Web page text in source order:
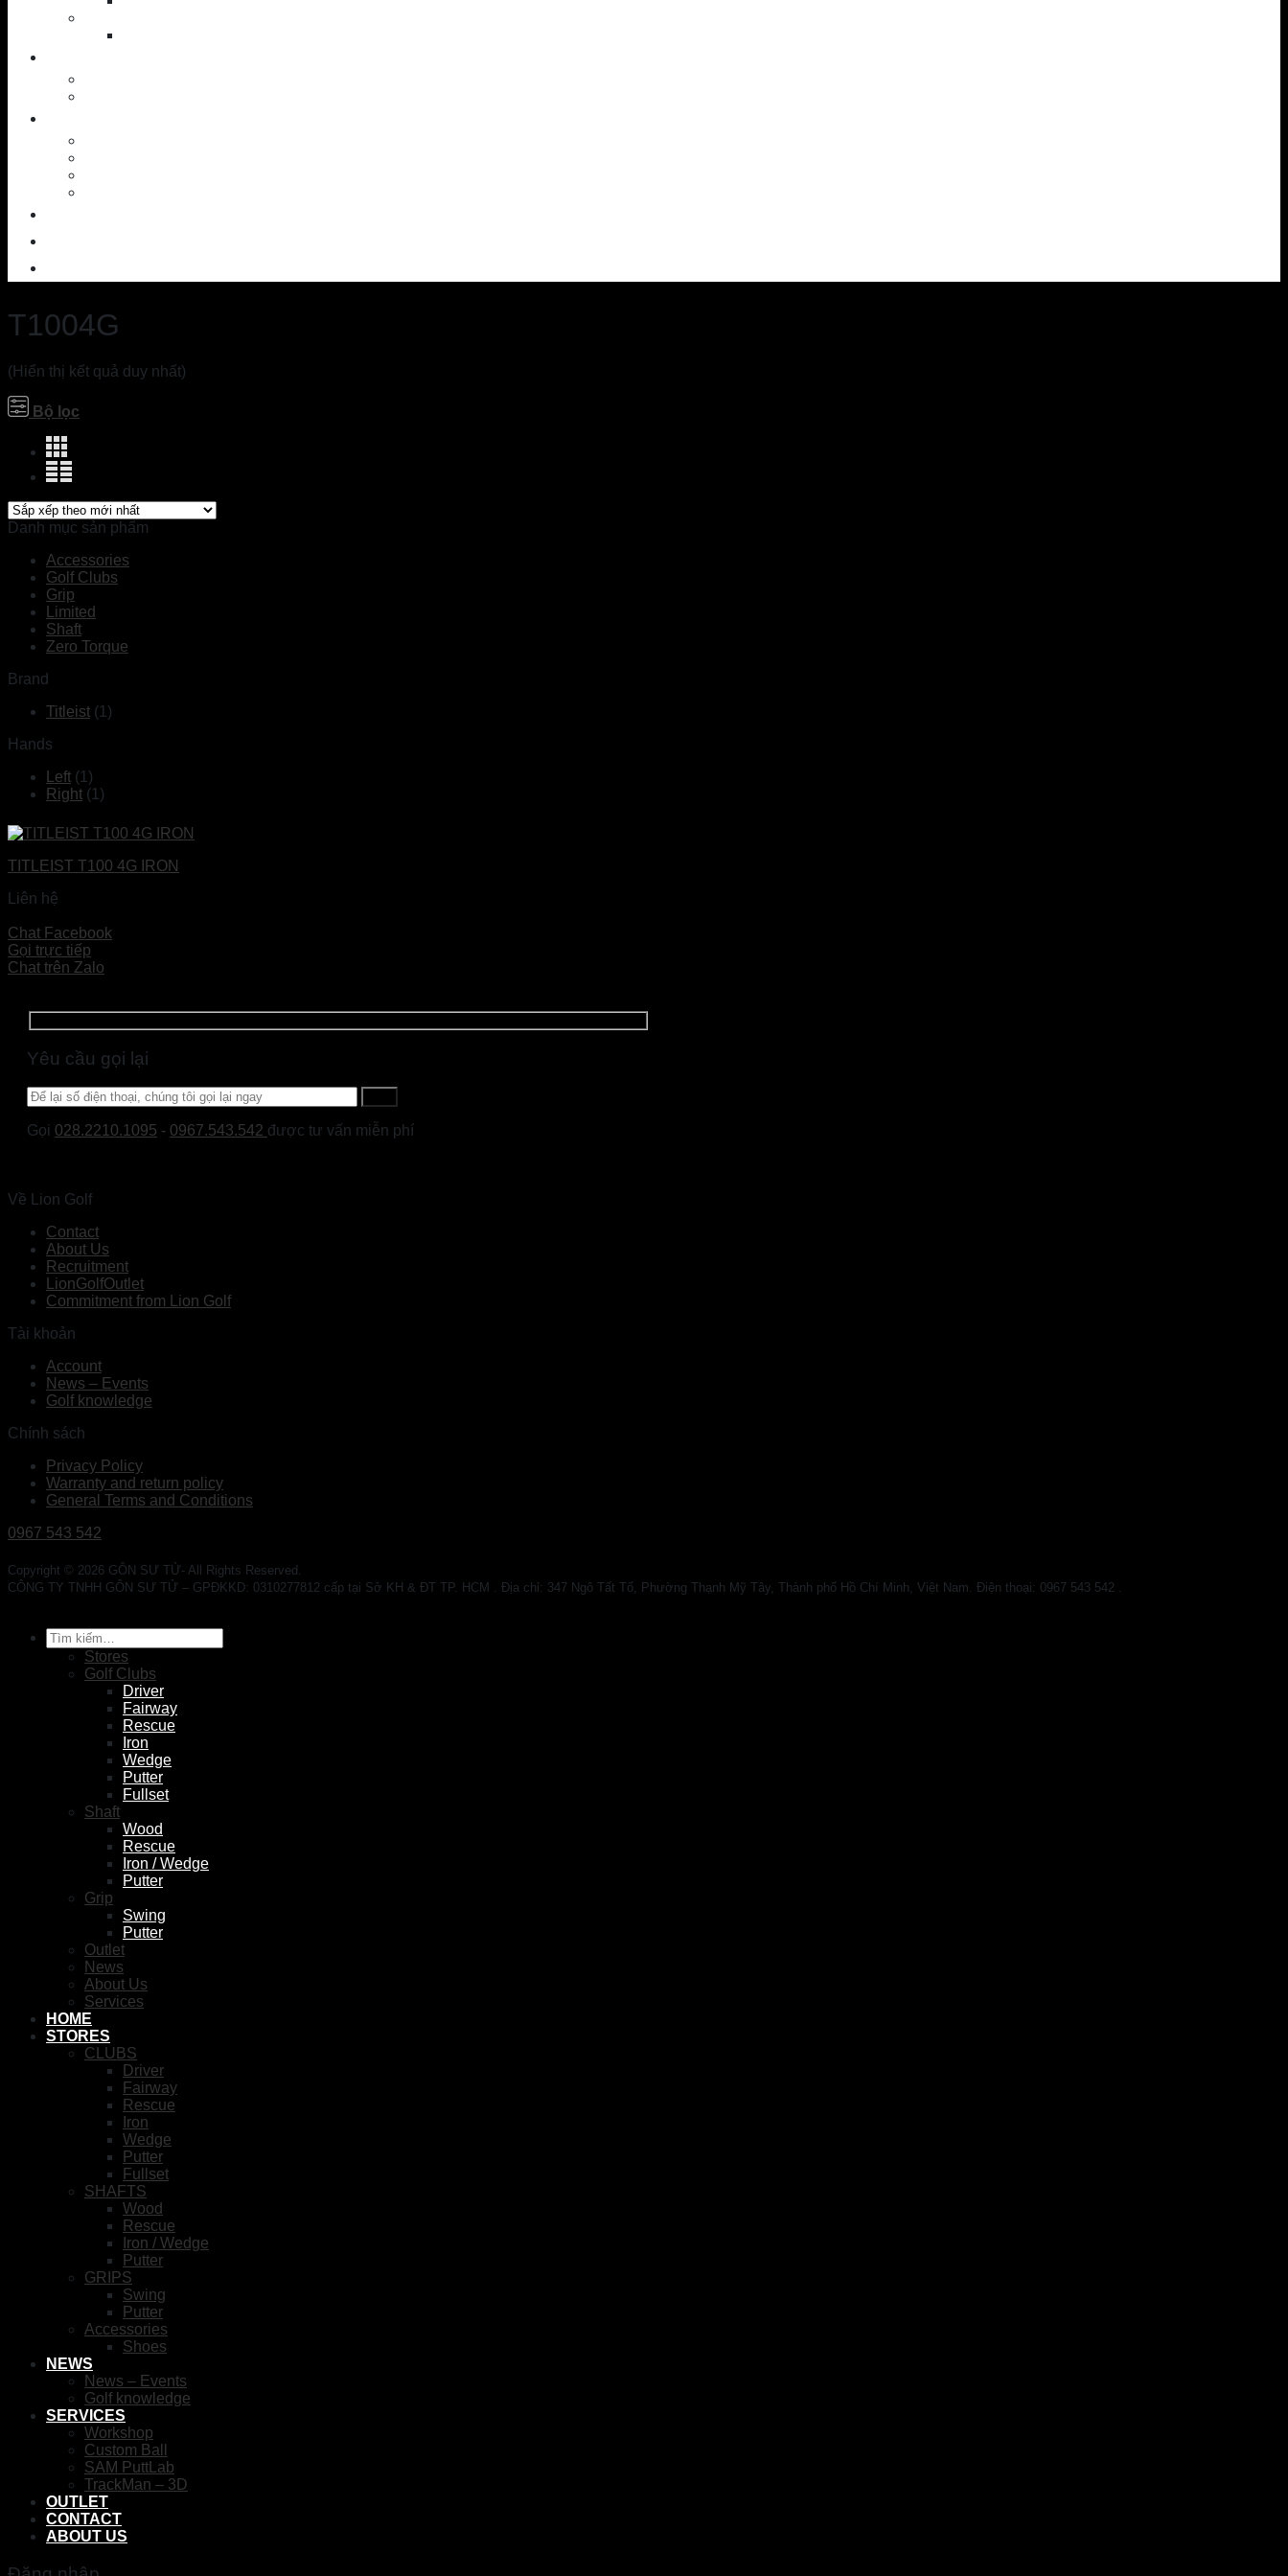
T1004G
(Hiển thị kết quả duy nhất)
Bộ lọc
Danh mục sản phẩm
Accessories
Golf Clubs
Grip
Limited
Shaft
Zero Torque
Brand
Titleist (1)
Hands
Left (1)
Right (1)
TITLEIST T100 4G IRON
Liên hệ
Chat Facebook
Gọi trực tiếp
Chat trên Zalo
Yêu cầu gọi lại
Gọi 028.2210.1095 - 0967.543.542 được tư vấn miễn phí
Về Lion Golf
Contact
About Us
Recruitment
LionGolfOutlet
Commitment from Lion Golf
Tài khoản
Account
News – Events
Golf knowledge
Chính sách
Privacy Policy
Warranty and return policy
General Terms and Conditions
0967 543 542
Copyright © 2026 GÔN SƯ TỬ- All Rights Reserved.
CÔNG TY TNHH GÔN SƯ TỬ – GPĐKKD: 0310277812 cấp tại Sở KH & ĐT TP. HCM . Địa chỉ: 347 Ngô Tất Tố, Phường Thạnh Mỹ Tây, Thành phố Hồ Chí Minh, Việt Nam. Điện thoại: 0967 543 542 .
Tìm
kiếm: Stores
Golf Clubs
Driver
Fairway
Rescue
Iron
Wedge
Putter
Fullset
Shaft
Wood
Rescue
Iron / Wedge
Putter
Grip
Swing
Putter
Outlet
News
About Us
Services
HOME
STORES
CLUBS
Driver
Fairway
Rescue
Iron
Wedge
Putter
Fullset
SHAFTS
Wood
Rescue
Iron / Wedge
Putter
GRIPS
Swing
Putter
Accessories
Shoes
NEWS
News – Events
Golf knowledge
SERVICES
Workshop
Custom Ball
SAM PuttLab
TrackMan – 3D
OUTLET
CONTACT
ABOUT US